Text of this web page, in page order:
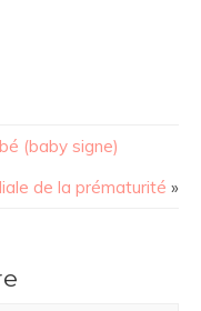
(baby signe)
de la prématurité »